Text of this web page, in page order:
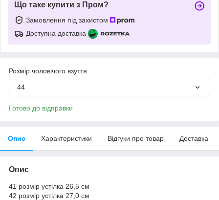
Що таке купити з Пром?
Замовлення під захистом
Доступна доставка
Розмір чоловічого взуття
44
Готово до відправки
Опис Характеристики Відгуки про товар Доставка
Опис
41 розмір устілка 26,5 см
42 розмір устілка 27,0 см